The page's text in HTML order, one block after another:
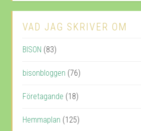
VAD JAG SKRIVER OM
BISON (83)
bisonbloggen (76)
Företagande (18)
Hemmaplan (125)